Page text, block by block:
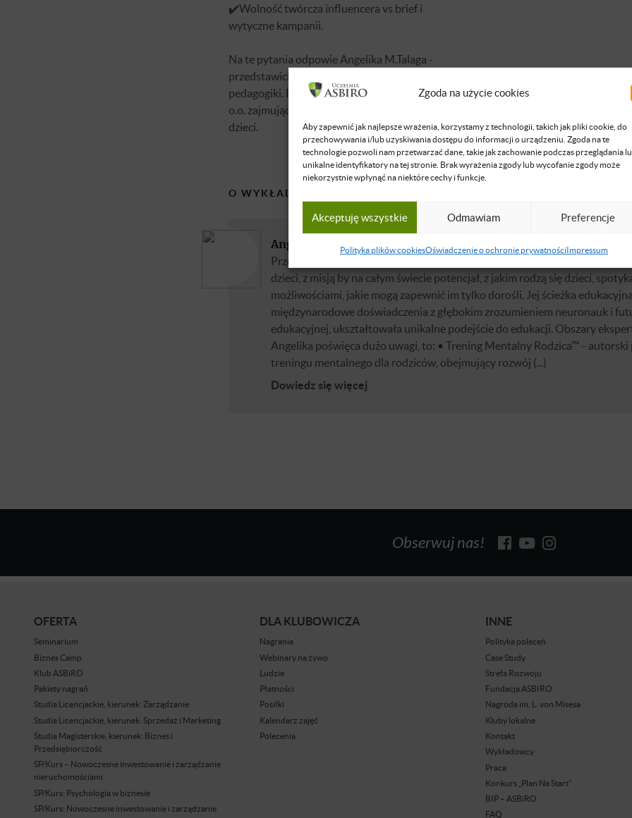
Zgoda na użycie cookies
Aby zapewnić jak najlepsze wrażenia, korzystamy z technologii, takich jak pliki cookie, do
przechowywania i/lub uzyskiwania dostępu do informacji o urządzeniu. Zgoda na te
technologie pozwoli nam przetwarzać dane, takie jak zachowanie podczas przeglądania
unikalne identyfikatory na tej stronie. Brak wyrażenia zgody lub wycofanie zgody może
niekorzystnie wpłynąć na niektóre cechy i funkcje.
Akceptuję wszystkie Odmawiam Preferencje
Polityka plików cookiesOświadczenie o ochronie prywatnościImpressum
✔️Wolność twórcza influencera vs brief i
wytyczne kampanii.
Na te pytania odpowie Angelika M.Talaga -
przedstawicielka nurtu nowoczesnej
pedagogiki. Prowadzi firmę Godmother Sp. z
o.o. zajmującą się intelektualnym rozwojem
dzieci.
O WYKŁADOWCY
Angelika M. Talaga
Przedsiębiorca. Ekspertka w dziedzinie edukacji alternatywnej i rozwoju
dzieci, z misją by na całym świecie potencjał, z jakim rodzą się dzieci,
możliwościami, jakie mogą zapewnić im tylko dorośli. Jej ścieżka
międzynarodowe doświadczenia z głębokim zrozumieniem neuronauk i
edukacyjnej, ukształtowała unikalne podejście do edukacji. Obszary
Angelika poświęca dużo uwagi, to: • Trening Mentalny Rodzica™ - autorski
treningu mentalnego dla rodziców, obejmujący rozwój (...)
Dowiedz się więcej
Obserwuj nas!
OFERTA
Seminarium
Biznes Camp
Klub ASBiRO
Pakiety nagrań
Studia Licencjackie, kierunek: Zarządzanie
Studia Licencjackie, kierunek: Sprzedaż i Marketing
Studia Magisterskie, kierunek: Biznes i
Przedsiębiorczość
SP/Kurs – Nowoczesne inwestowanie i zarządzanie
nieruchomościami
SP/Kurs: Psychologia w biznesie
SP/Kurs: Nowoczesne inwestowanie i zarządzanie
DLA KLUBOWICZA
Nagrania
Webinary na żywo
Ludzie
Płatności
Posiłki
Kalendarz zajęć
Polecenia
INNE
Polityka poleceń
Case Study
Strefa Rozwoju
Fundacja ASBIRO
Nagroda im. L. von Misesa
Kluby lokalne
Kontakt
Wykładowcy
Praca
Konkurs „Plan Na Start”
BIP – ASBiRO
FAQ